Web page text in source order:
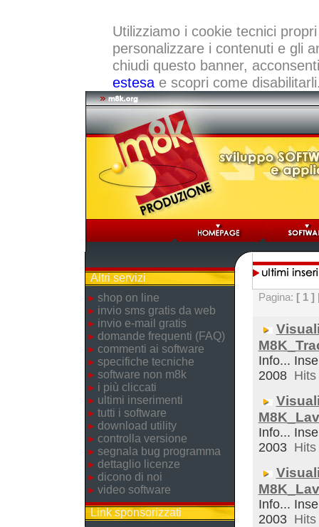
Utilizziamo i cookie tecnici
personalizzare i contenuti e gli
chiudi questo banner,
estesae scopri come
Altri servizi
shop on line
invio sms gratis da web
invio e-mail gratis
domande frequenti (FAQ)
commenti ai software
specifiche tecniche
software non m8k
i più cliccati
ultimi inserimenti
tutti i software
download utility
controlla versione
segnala bug programma
dettaglio licenze
dicono di noi
video software
Link sponsorizzati
Pagina: [ 1 ]
Info...
2008
Info...
2003
Info...
2003